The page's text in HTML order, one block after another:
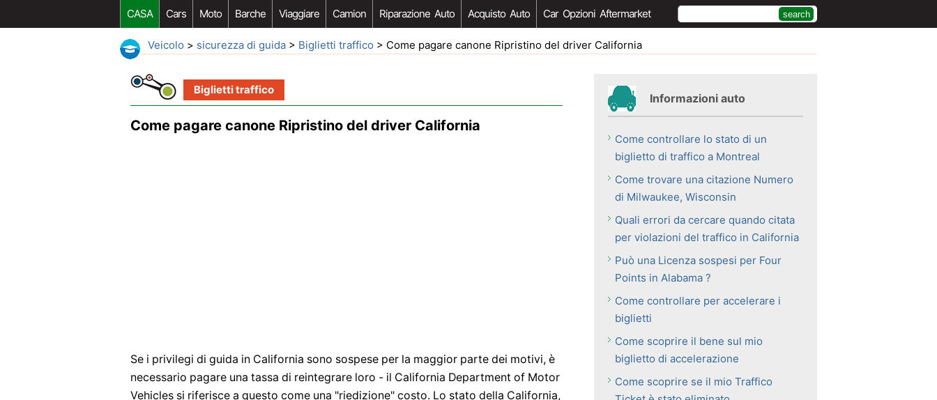
CASA Cars Moto Barche Viaggiare Camion Riparazione Auto Acquisto Auto Car Opzioni Aftermarket
Veicolo > sicurezza di guida > Biglietti traffico > Come pagare canone Ripristino del driver California
Biglietti traffico
Come pagare canone Ripristino del driver California
Se i privilegi di guida in California sono sospese per la maggior parte dei motivi, è
necessario pagare una tassa di reintegrare loro - il California Department of Motor
Vehicles si riferisce a questo come una "riedizione" costo. Lo stato della California,
Informazioni auto
Come controllare lo stato di un
biglietto di traffico a Montreal
Come trovare una citazione Numero
di Milwaukee, Wisconsin
Quali errori da cercare quando citata
per violazioni del traffico in California
Può una Licenza sospesi per Four
Points in Alabama ?
Come controllare per accelerare i
biglietti
Come scoprire il bene sul mio
biglietto di accelerazione
Come scoprire se il mio Traffico